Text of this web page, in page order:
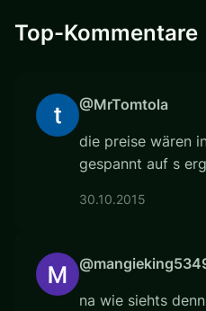
Top-Kommentare
@MrTomtola
die preise wären
gespannt auf s
30.10.2015
na wie siehts